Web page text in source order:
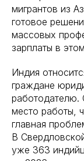
мигрантов из
готовое
массовых
зарплаты в
Индия
граждане
работодателю.
место работы,
главная
В
уже 363